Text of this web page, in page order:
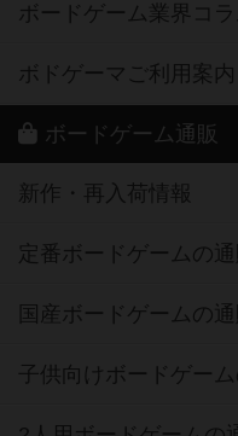
ボードゲーム業界コラ
ボドゲーマご利用案内
ボードゲーム通販
新作・再入荷情報
定番ボードゲームの
国産ボードゲームの
子供向けボードゲー